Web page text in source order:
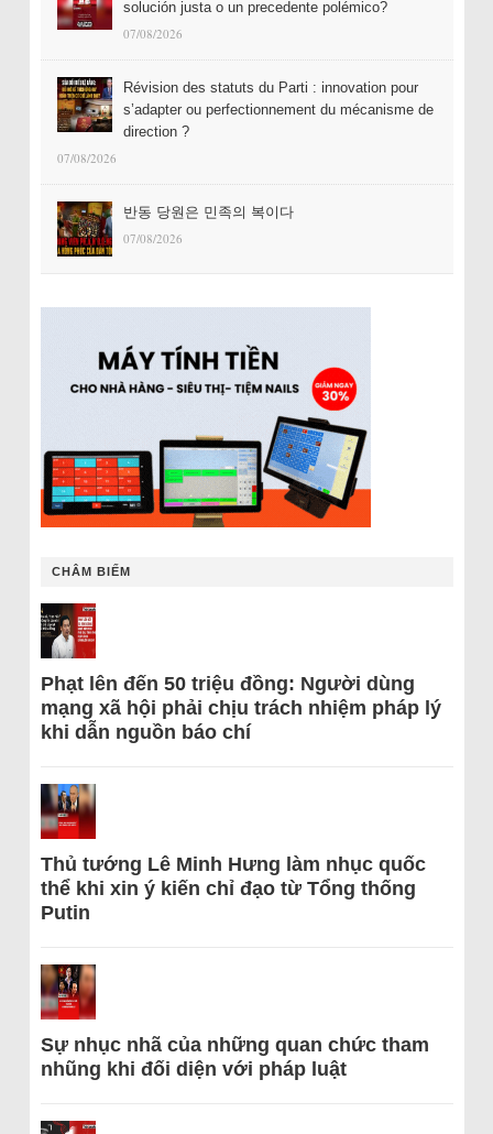
solución justa o un precedente polémico?
07/08/2026
Révision des statuts du Parti : innovation pour
s’adapter ou perfectionnement du mécanisme de
direction ?
07/08/2026
반동 당원은 민족의 복이다
07/08/2026
CHÂM BIẾM
Phạt lên đến 50 triệu đồng: Người dùng
mạng xã hội phải chịu trách nhiệm pháp lý
khi dẫn nguồn báo chí
Thủ tướng Lê Minh Hưng làm nhục quốc
thể khi xin ý kiến chỉ đạo từ Tổng thống
Putin
Sự nhục nhã của những quan chức tham
nhũng khi đối diện với pháp luật